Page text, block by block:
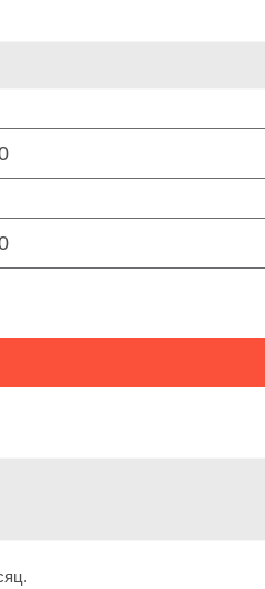
Настя Гарилева
Вероника Панцакова
Эмирхан Алиев